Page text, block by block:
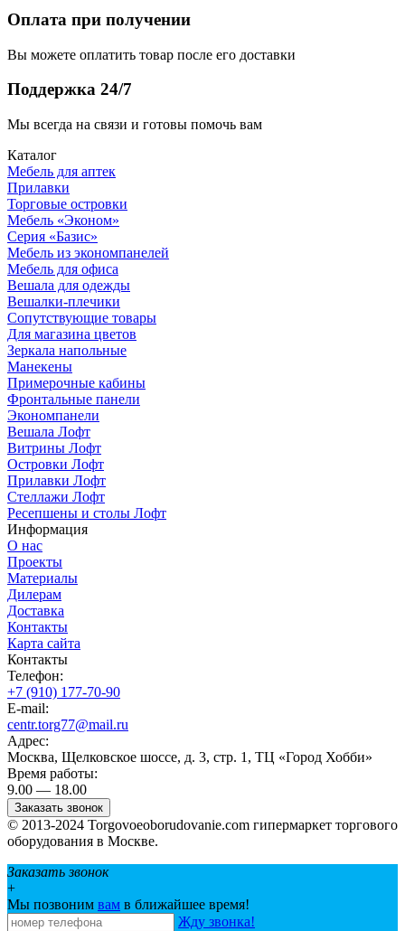
Оплата при получении
Вы можете оплатить товар после его доставки
Поддержка 24/7
Мы всегда на связи и готовы помочь вам
Каталог
Мебель для аптек
Прилавки
Торговые островки
Мебель «Эконом»
Серия «Базис»
Мебель из экономпанелей
Мебель для офиса
Вешала для одежды
Вешалки-плечики
Сопутствующие товары
Для магазина цветов
Зеркала напольные
Манекены
Примерочные кабины
Фронтальные панели
Экономпанели
Вешала Лофт
Витрины Лофт
Островки Лофт
Прилавки Лофт
Стеллажи Лофт
Ресепшены и столы Лофт
Информация
О нас
Проекты
Материалы
Дилерам
Доставка
Контакты
Карта сайта
Контакты
Телефон:
+7 (910) 177-70-90
E-mail:
centr.torg77@mail.ru
Адрес:
Москва, Щелковское шоссе, д. 3, стр. 1, ТЦ «Город Хобби»
Время работы:
9.00 — 18.00
Заказать звонок
© 2013-2024 Torgovoeoborudovanie.com гипермаркет торгового
оборудования в Москве.
Заказать звонок
+
Мы позвоним вам в ближайшее время!
Жду звонка!